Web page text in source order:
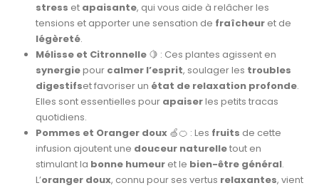
stress et apaisante, qui vous aide à relâcher les
tensions et apporter une sensation de fraîcheuret de
légèreté.
Mélisse et Citronnelle🍋 : Ces plantes agissent en
synergiepour calmer l’esprit, soulager les troubles
digestifset favoriser un état de relaxation profonde.
Elles sont essentielles pour apaiserles petits tracas
quotidiens.
Pommes et Oranger doux🍏🍊 : Les fruits de cette
infusion ajoutent une douceur naturelletout en
stimulant la bonne humeuret le bien-être général.
L’oranger doux, connu pour ses vertus relaxantes, vient